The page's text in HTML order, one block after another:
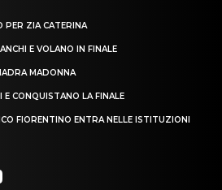
PER ZIA CATERINA
E VOLANO IN FINALE
MADONNA
CONQUISTANO LA FINALE
FIORENTINO ENTRA NELLE ISTITUZIONI